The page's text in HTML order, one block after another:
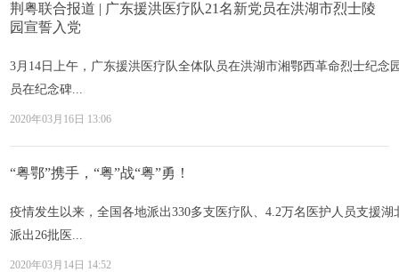
荆粤联合报道 | 广东援洪医疗队21名新党员在洪湖市烈士陵
园宣誓入党
3月14日上午，广东援洪医疗队全体队员在洪湖市湘鄂西革命烈士纪
员在纪念碑...
2020年03月16日 13:06
“粤鄂”携手，“粤”战“粤”勇！
疫情发生以来，全国各地派出330多支医疗队、4.2万名医护人员支援
派出26批医...
2020年03月14日 14:52